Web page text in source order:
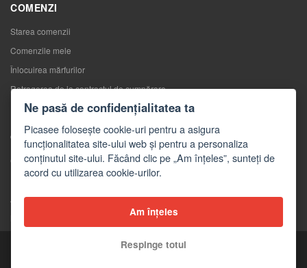
COMENZI
Starea comenzii
Comenzile mele
Înlocuirea mărfurilor
Retragerea de la contractul de cumpărare
Reclamaţii
CONTACTE
Contacte
Formular de contact
Angro
Copyright © 2026 Picasee
Ne pasă de confidențialitatea ta
Picasee folosește cookie-uri pentru a asigura
funcționalitatea site-ului web și pentru a personaliza
conținutul site-ului. Făcând clic pe „Am înțeles”, sunteți de
acord cu utilizarea cookie-urilor.
Am înțeles
Respinge totul